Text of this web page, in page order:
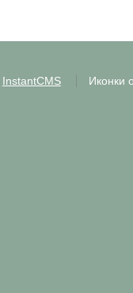
InstantCMS Иконки